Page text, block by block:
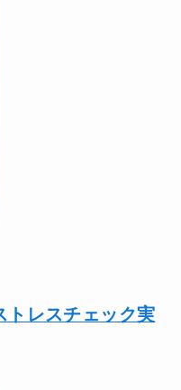
レスチェック実